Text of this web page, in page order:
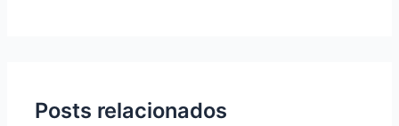
Posts relacionados